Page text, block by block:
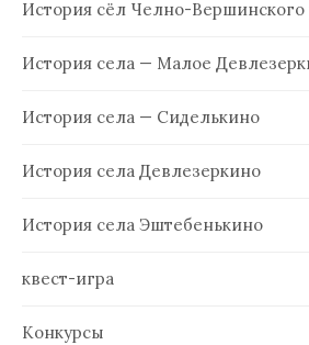
История сёл Челно-Вершинского
История села — Малое
История села — Сиделькино
История села Девлезеркино
История села Эштебенькино
квест-игра
Конкурсы